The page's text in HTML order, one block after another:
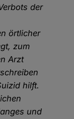
der
örtlicher
zum
Arzt
hilft.
und